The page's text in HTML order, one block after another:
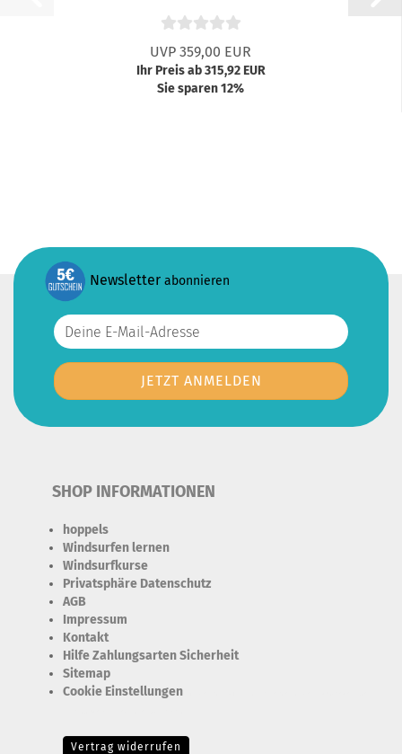
UVP 359,00 EUR
Ihr Preis ab 315,92 EUR
Sie sparen 12%
Newsletter abonnieren
SHOP INFORMATIONEN
hoppels
Windsurfen lernen
Windsurfkurse
Privatsphäre Datenschutz
AGB
Impressum
Kontakt
Hilfe Zahlungsarten Sicherheit
Sitemap
Cookie Einstellungen
Vertrag widerrufen